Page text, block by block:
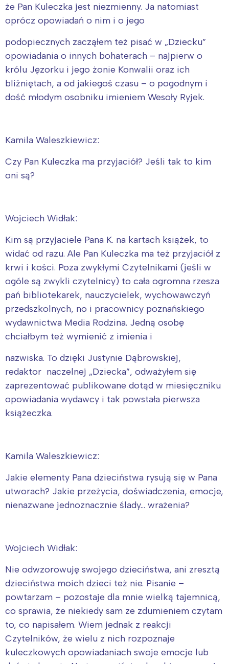
że Pan Kuleczka jest niezmienny. Ja natomiast
oprócz opowiadań o nim i o jego
podopiecznych zacząłem też pisać w „Dziecku”
opowiadania o innych bohaterach – najpierw o
królu Jęzorku i jego żonie Konwalii oraz ich
bliźniętach, a od jakiegoś czasu – o pogodnym i
dość młodym osobniku imieniem Wesoły Ryjek.
Kamila Waleszkiewicz:
Czy Pan Kuleczka ma przyjaciół? Jeśli tak to kim
oni są?
Wojciech Widłak:
Kim są przyjaciele Pana K. na kartach książek, to
widać od razu. Ale Pan Kuleczka ma też przyjaciół z
krwi i kości. Poza zwykłymi Czytelnikami (jeśli w
ogóle są zwykli czytelnicy) to cała ogromna rzesza
pań bibliotekarek, nauczycielek, wychowawczyń
przedszkolnych, no i pracownicy poznańskiego
wydawnictwa Media Rodzina. Jedną osobę
chciałbym też wymienić z imienia i
nazwiska. To dzięki Justynie Dąbrowskiej,
redaktor naczelnej „Dziecka”, odważyłem się
zaprezentować publikowane dotąd w miesięczniku
opowiadania wydawcy i tak powstała pierwsza
książeczka.
Kamila Waleszkiewicz:
Jakie elementy Pana dzieciństwa rysują się w Pana
utworach? Jakie przeżycia, doświadczenia, emocje,
nienazwane jednoznacznie ślady… wrażenia?
Wojciech Widłak:
Nie odwzorowuję swojego dzieciństwa, ani zresztą
dzieciństwa moich dzieci też nie. Pisanie –
powtarzam – pozostaje dla mnie wielką tajemnicą,
co sprawia, że niekiedy sam ze zdumieniem czytam
to, co napisałem. Wiem jednak z reakcji
Czytelników, że wielu z nich rozpoznaje
kuleczkowych opowiadaniach swoje emocje lub